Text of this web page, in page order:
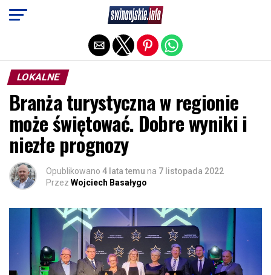
LOKALNE
Branża turystyczna w regionie
może świętować. Dobre wyniki i
niezłe prognozy
Opublikowano 4 lata temu na 7 listopada 2022
Przez Wojciech Basałygo
Exit mobile version